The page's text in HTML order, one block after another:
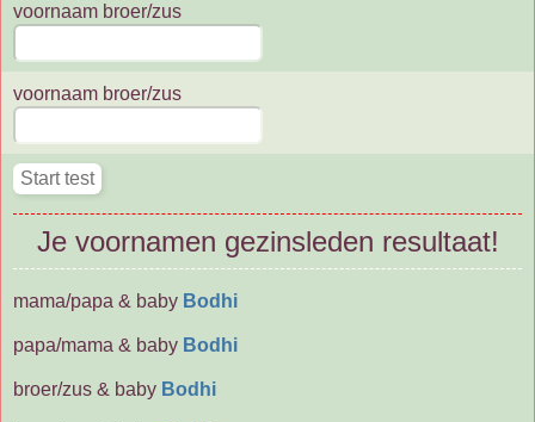
voornaam broer/zus
voornaam broer/zus
Je voornamen gezinsleden resultaat!
mama/papa & baby Bodhi
papa/mama & baby Bodhi
broer/zus & baby Bodhi